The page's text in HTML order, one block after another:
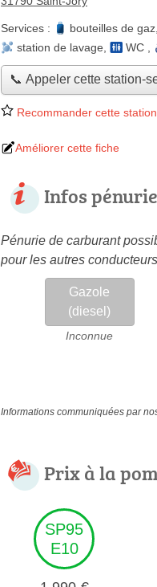
Services : bouteilles de gaz
station de lavage
WC
📞 Appeler cette station-
Recommander cette station
Améliorer cette fiche
Infos pénurie
Pénurie de carburant
pour les autres
Gazole
(diesel)
Inconnue
Informations communiquées par
Prix à la
SP95
E10